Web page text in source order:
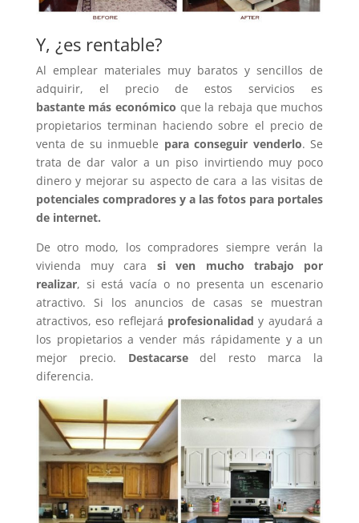
Y, ¿es rentable?
Al emplear materiales muy baratos y sencillos de
adquirir, el precio de estos servicios es
bastante más económico que la rebaja que muchos
propietarios terminan haciendo sobre el precio de
venta de su inmueble para conseguir venderlo. Se
trata de dar valor a un piso invirtiendo muy poco
dinero y mejorar su aspecto de cara a las visitas de
potenciales compradores y a las fotos para portales
de internet.
De otro modo, los compradores siempre verán la
vivienda muy cara si ven mucho trabajo por
realizar, si está vacía o no presenta un escenario
atractivo. Si los anuncios de casas se muestran
atractivos, eso reflejará profesionalidad y ayudará a
los propietarios a vender más rápidamente y a un
mejor precio. Destacarsedel resto marca la
diferencia.